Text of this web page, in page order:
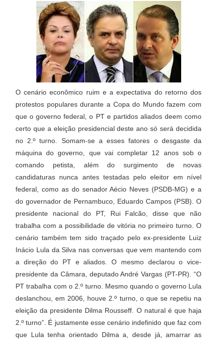
O cenário econômico ruim e a expectativa do retorno dos
protestos populares durante a Copa do Mundo fazem com
que o governo federal, o PT e partidos aliados deem como
certo que a eleição presidencial deste ano só será decidida
no 2.º turno. Somam-se a esses fatores o desgaste da
máquina do governo, que vai completar 12 anos sob o
comando petista, além do surgimento de novas
candidaturas nunca antes testadas pelo eleitor em nível
federal, como as do senador Aécio Neves (PSDB-MG) e a
do governador de Pernambuco, Eduardo Campos (PSB). O
presidente nacional do PT, Rui Falcão, disse que não
trabalha com a possibilidade de vitória no primeiro turno. O
cenário também tem sido traçado pelo ex-presidente Luiz
Inácio Lula da Silva nas conversas que vem mantendo com
a direção do PT e aliados. O mesmo declarou o vice-
presidente da Câmara, deputado André Vargas (PT-PR). “O
PT trabalha com o 2.º turno. Mesmo quando o governo Lula
deslanchou, em 2006, houve 2.º turno, o que se repetiu na
eleição da presidente Dilma Rousseff. O natural é que haja
2.º turno”. É justamente esse cenário indefinido que faz com
que Lula tenha orientado Dilma a, desde já, amarrar as